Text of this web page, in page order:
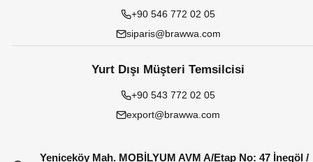
+90 546 772 02 05
siparis@brawwa.com
Yurt Dışı Müşteri Temsilcisi
+90 543 772 02 05
export@brawwa.com
Yeniceköy Mah. MOBİLYUM AVM A/Etap No: 47 İnegöl /